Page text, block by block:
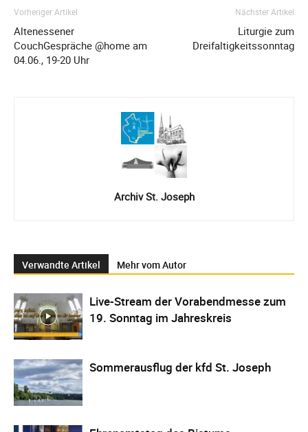
Vorheriger Artikel
Altenessener
CouchGespräche @home am
04.06., 19-20 Uhr
Nächster Artikel
Liturgie zum
Dreifaltigkeitssonntag
Archiv St. Joseph
Verwandte Artikel Mehr vom Autor
Live-Stream der Vorabendmesse zum
19. Sonntag im Jahreskreis
Sommerausflug der kfd St. Joseph